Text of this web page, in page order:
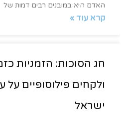
האדם היא במובנים רבים דמות של
קרא עוד »
חג הסוכות: הזמניות
ולקחים פילוסופיים על
ישראל